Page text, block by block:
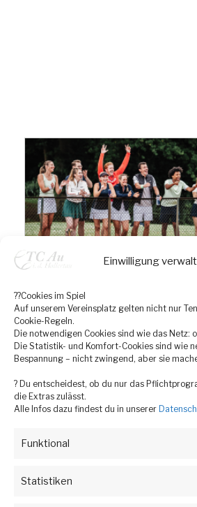
Einwilligung
??Cookies im Spiel
Auf unserem Vereinsplatz gelten nicht nur
Cookie-Regeln.
Die notwendigen Cookies sind wie das Netz:
Die Statistik- und Komfort-Cookies sind wie
Bespannung – nicht zwingend, aber sie
? Du entscheidest, ob du nur das
die Extras zulässt.
Alle Infos dazu findest du in unserer
Funktional
Statistiken